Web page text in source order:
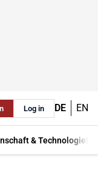
Log in DE EN
& Technologie